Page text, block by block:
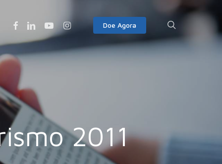
Doe Agora
FacebookLinkedinYoutubeInstagram
2011